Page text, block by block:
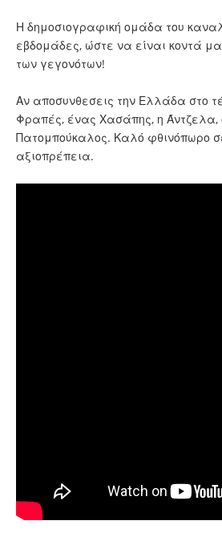
Η δημοσιογραφική ομάδα του
εβδομάδες, ώστε να είναι κοντά
των γεγονότων!
Αν αποσυνθεσεις την Ελλάδα στο
Φραπές, ένας Χασάπης, η Άντζελα,
Πατομπούκαλος. Καλό φθινόπωρο
αξιοπρέπεια.